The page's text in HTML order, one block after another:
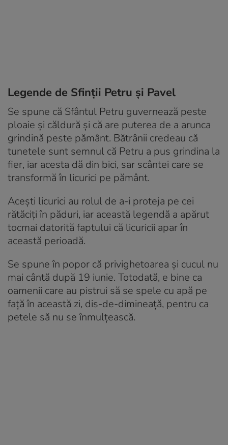
Legende de Sfinții Petru și Pavel
Se spune că Sfântul Petru guvernează peste
ploaie și căldură și că are puterea de a arunca
grindină peste pământ. Bătrânii credeau că
tunetele sunt semnul că Petru a pus grindina la
fier, iar acesta dă din bici, sar scântei care se
transformă în licurici pe pământ.
Acești licurici au rolul de a-i proteja pe cei
rătăciți în păduri, iar această legendă a apărut
tocmai datorită faptului că licuricii apar în
această perioadă.
Se spune în popor că privighetoarea și cucul nu
mai cântă după 19 iunie. Totodată, e bine ca
oamenii care au pistrui să se spele cu apă pe
față în această zi, dis-de-dimineață, pentru ca
petele să nu se înmulțească.